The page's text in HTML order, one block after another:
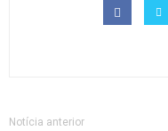
Notícia anterior